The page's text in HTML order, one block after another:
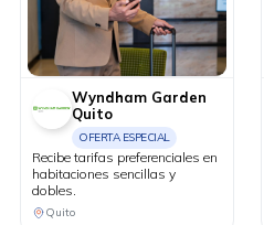
Wyndham Garden
Quito
OFERTA ESPECIAL
Recibe tarifas preferenciales en
habitaciones sencillas y
dobles.
Quito